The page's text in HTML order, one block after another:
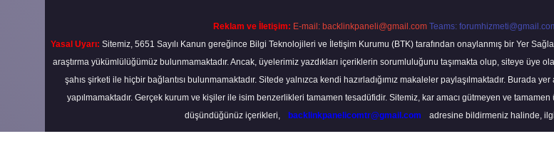
Reklam ve İletişim: E-mail: backlinkpaneli@gmail.com Teams:
Yasal Uyarı: Sitemiz, 5651 Sayılı Kanun gereğince Bilgi Teknolojileri ve İletişim Kurumu (BTK) tarafından onaylanmış bir Yer
araştırma yükümlülüğümüz bulunmamaktadır. Ancak, üyelerimiz yazdıkları içeriklerin sorumluluğunu taşımakta olup, siteye üye
şahıs şirketi ile hiçbir bağlantısı bulunmamaktadır. Sitede yalnızca kendi hazırladığımız makaleler paylaşılmaktadır.
yapılmamaktadır. Gerçek kurum ve kişiler ile isim benzerlikleri tamamen tesadüfidir. Sitemiz, kar amacı gütmeyen ve
düşündüğünüz içerikleri,
backlinkpanelicomtr@gmail.com adresine bildirmeniz halinde,